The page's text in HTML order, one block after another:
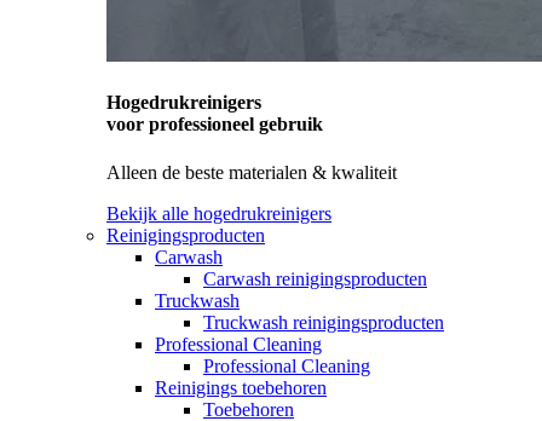
Hogedrukreinigers
voor professioneel gebruik
Alleen de beste materialen & kwaliteit
Bekijk alle hogedrukreinigers
Reinigingsproducten
Carwash
Carwash reinigingsproducten
Truckwash
Truckwash reinigingsproducten
Professional Cleaning
Professional Cleaning
Reinigings toebehoren
Toebehoren